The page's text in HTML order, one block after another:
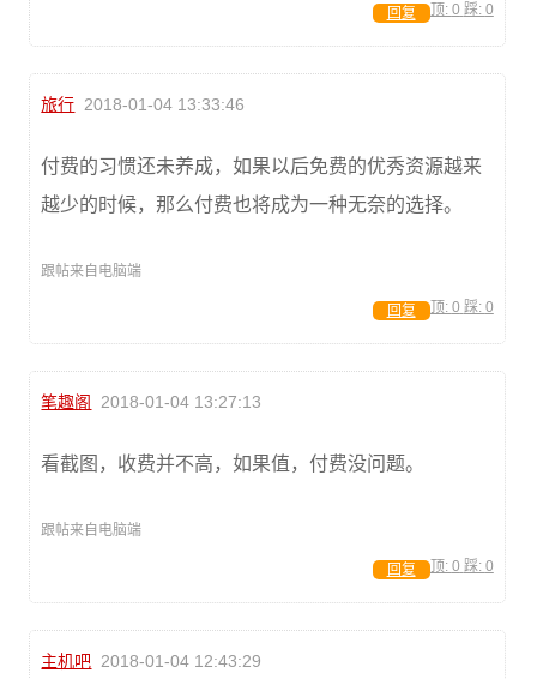
顶: 0 踩: 0
回复
旅行 2018-01-04 13:33:46
付费的习惯还未养成，如果以后免费的优秀资源越来
越少的时候，那么付费也将成为一种无奈的选择。
跟帖来自电脑端
顶: 0 踩: 0
回复
笔趣阁 2018-01-04 13:27:13
看截图，收费并不高，如果值，付费没问题。
跟帖来自电脑端
顶: 0 踩: 0
回复
主机吧 2018-01-04 12:43:29